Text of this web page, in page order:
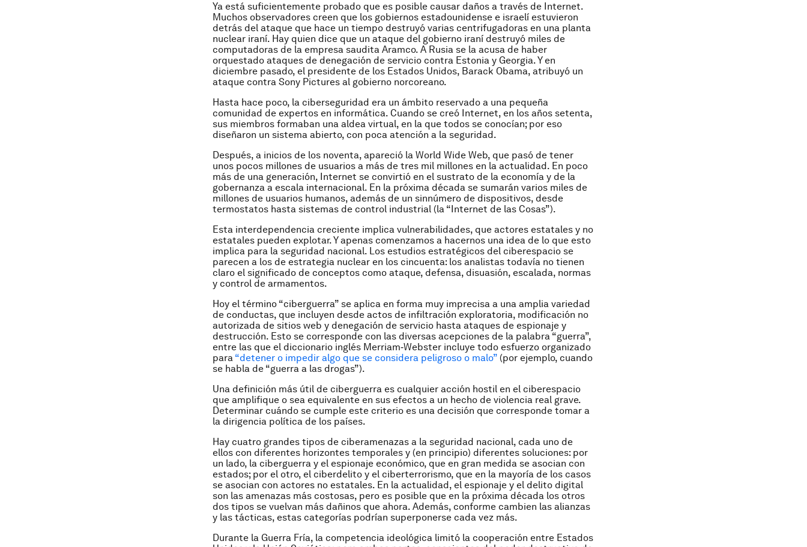
Ya está suficientemente probado que es posible causar daños a través de Internet.
Muchos observadores creen que los gobiernos estadounidense e israelí estuvieron
detrás del ataque que hace un tiempo destruyó varias centrifugadoras en una planta
nuclear iraní. Hay quien dice que un ataque del gobierno iraní destruyó miles de
computadoras de la empresa saudita Aramco. A Rusia se la acusa de haber
orquestado ataques de denegación de servicio contra Estonia y Georgia. Y en
diciembre pasado, el presidente de los Estados Unidos, Barack Obama, atribuyó un
ataque contra Sony Pictures al gobierno norcoreano.
Hasta hace poco, la ciberseguridad era un ámbito reservado a una pequeña
comunidad de expertos en informática. Cuando se creó Internet, en los años setenta,
sus miembros formaban una aldea virtual, en la que todos se conocían; por eso
diseñaron un sistema abierto, con poca atención a la seguridad.
Después, a inicios de los noventa, apareció la World Wide Web, que pasó de tener
unos pocos millones de usuarios a más de tres mil millones en la actualidad. En poco
más de una generación, Internet se convirtió en el sustrato de la economía y de la
gobernanza a escala internacional. En la próxima década se sumarán varios miles de
millones de usuarios humanos, además de un sinnúmero de dispositivos, desde
termostatos hasta sistemas de control industrial (la “Internet de las Cosas”).
Esta interdependencia creciente implica vulnerabilidades, que actores estatales y no
estatales pueden explotar. Y apenas comenzamos a hacernos una idea de lo que esto
implica para la seguridad nacional. Los estudios estratégicos del ciberespacio se
parecen a los de estrategia nuclear en los cincuenta: los analistas todavía no tienen
claro el significado de conceptos como ataque, defensa, disuasión, escalada, normas
y control de armamentos.
Hoy el término “ciberguerra” se aplica en forma muy imprecisa a una amplia variedad
de conductas, que incluyen desde actos de infiltración exploratoria, modificación no
autorizada de sitios web y denegación de servicio hasta ataques de espionaje y
destrucción. Esto se corresponde con las diversas acepciones de la palabra “guerra”,
entre las que el diccionario inglés Merriam‑Webster incluye todo esfuerzo organizado
para “detener o impedir algo que se considera peligroso o malo” (por ejemplo, cuando
se habla de “guerra a las drogas”).
Una definición más útil de ciberguerra es cualquier acción hostil en el ciberespacio
que amplifique o sea equivalente en sus efectos a un hecho de violencia real grave.
Determinar cuándo se cumple este criterio es una decisión que corresponde tomar a
la dirigencia política de los países.
Hay cuatro grandes tipos de ciberamenazas a la seguridad nacional, cada uno de
ellos con diferentes horizontes temporales y (en principio) diferentes soluciones: por
un lado, la ciberguerra y el espionaje económico, que en gran medida se asocian con
estados; por el otro, el ciberdelito y el ciberterrorismo, que en la mayoría de los casos
se asocian con actores no estatales. En la actualidad, el espionaje y el delito digital
son las amenazas más costosas, pero es posible que en la próxima década los otros
dos tipos se vuelvan más dañinos que ahora. Además, conforme cambien las alianzas
y las tácticas, estas categorías podrían superponerse cada vez más.
Durante la Guerra Fría, la competencia ideológica limitó la cooperación entre Estados